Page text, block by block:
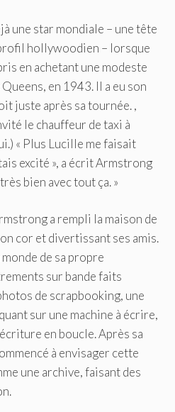
une star mondiale – une tête
hollywoodien – lorsque
en achetant une modeste
en 1943. Il a eu son
juste après sa tournée. ,
le chauffeur de taxi à
« Plus Lucille me faisait
excité », a écrit Armstrong
bien avec tout ça. »
a rempli la maison de
cor et divertissant ses amis.
de sa propre
sur bande faits
de scrapbooking, une
sur une machine à écrire,
en boucle. Après sa
à envisager cette
une archive, faisant des